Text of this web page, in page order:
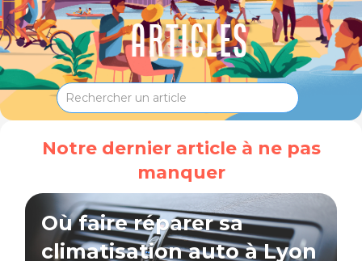
ARTICLES
Notre dernier article à ne pas
manquer
Où faire réparer sa
climatisation auto à Lyon